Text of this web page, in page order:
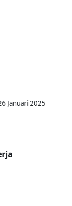
Januari 2025